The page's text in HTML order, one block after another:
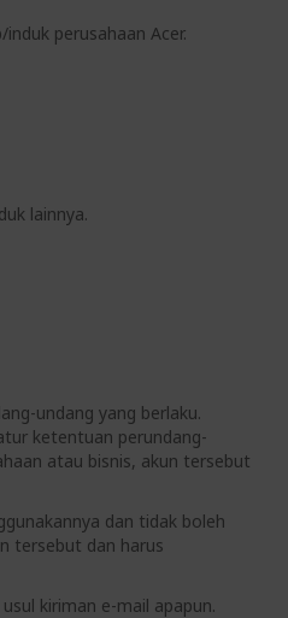
perusahaan Acer.
lainnya.
undang yang berlaku.
ketentuan perundang-
atau bisnis, akun tersebut
dan tidak boleh
tersebut dan harus
kiriman e-mail apapun.